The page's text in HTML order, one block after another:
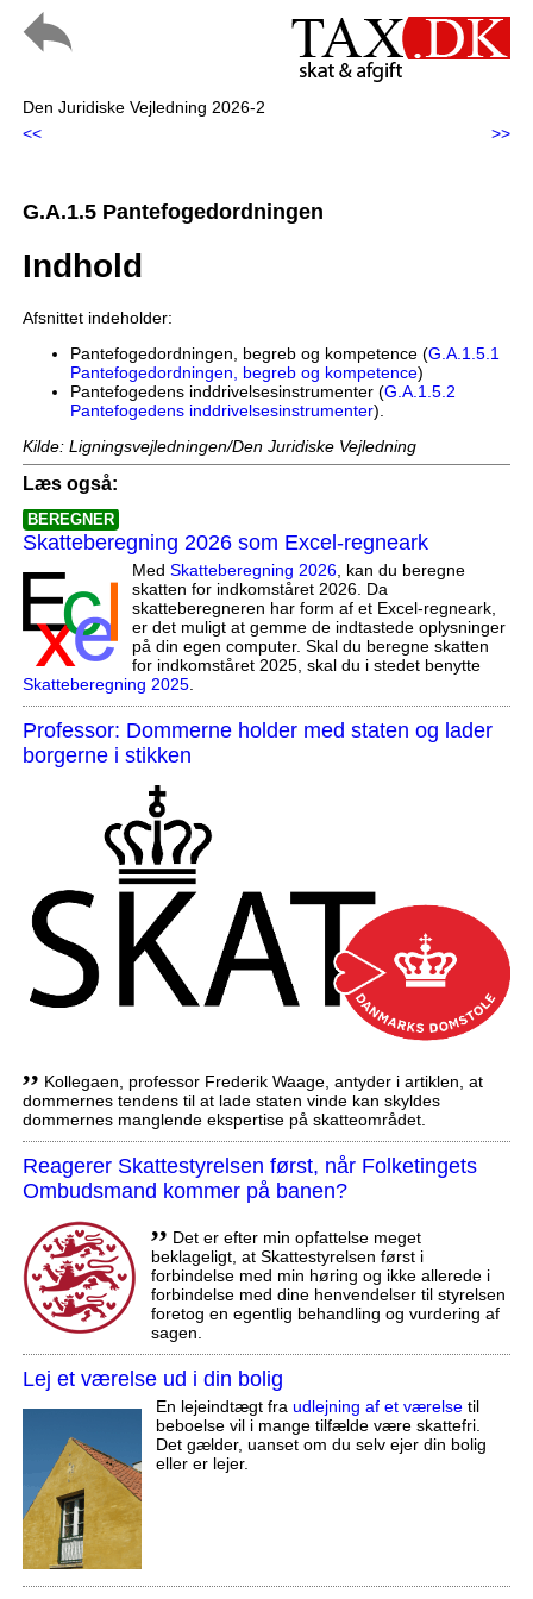
Den Juridiske Vejledning 2026-2
<<
>>
G.A.1.5 Pantefogedordningen
Indhold
Afsnittet indeholder:
Pantefogedordningen, begreb og kompetence (G.A.1.5.1
Pantefogedordningen, begreb og kompetence)
Pantefogedens inddrivelsesinstrumenter (G.A.1.5.2
Pantefogedens inddrivelsesinstrumenter).
Kilde: Ligningsvejledningen/Den Juridiske Vejledning
Læs også:
BEREGNER
Skatteberegning 2026 som Excel-regneark
Med Skatteberegning 2026, kan du beregne
skatten for indkomståret 2026. Da
skatteberegneren har form af et Excel-regneark,
er det muligt at gemme de indtastede oplysninger
på din egen computer. Skal du beregne skatten
for indkomståret 2025, skal du i stedet benytte
Skatteberegning 2025.
Professor: Dommerne holder med staten og lader
borgerne i stikken
,, Kollegaen, professor Frederik Waage, antyder i artiklen, at
dommernes tendens til at lade staten vinde kan skyldes
dommernes manglende ekspertise på skatteområdet.
Reagerer Skattestyrelsen først, når Folketingets
Ombudsmand kommer på banen?
,, Det er efter min opfattelse meget
beklageligt, at Skattestyrelsen først i
forbindelse med min høring og ikke allerede i
forbindelse med dine henvendelser til styrelsen
foretog en egentlig behandling og vurdering af
sagen.
Lej et værelse ud i din bolig
En lejeindtægt fra udlejning af et værelsetil
beboelse vil i mange tilfælde være skattefri.
Det gælder, uanset om du selv ejer din bolig
eller er lejer.